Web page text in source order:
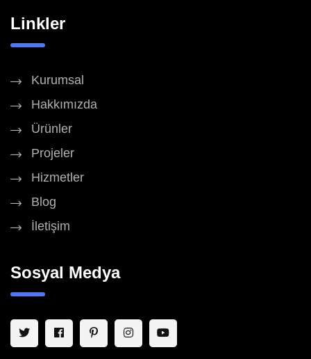
Linkler
Kurumsal
Hakkımızda
Ürünler
Projeler
Hizmetler
Blog
İletişim
Sosyal Medya